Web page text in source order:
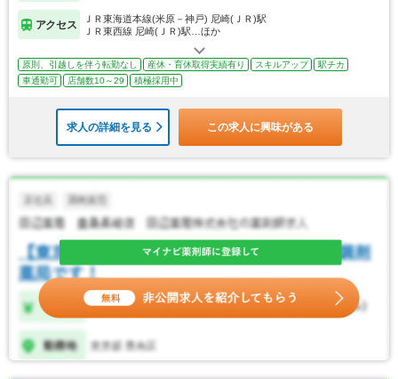
アクセス
ＪＲ東海道本線(米原－神戸) 尼崎(ＪＲ)駅
ＪＲ東西線 尼崎(ＪＲ)駅…ほか
原則、引越しを伴う転勤なし 産休・育休取得実績有り スキルアップ
駅チカ
車通勤可
店舗数10～29 積極採用中
求人の詳細を見る この求人に興味がある